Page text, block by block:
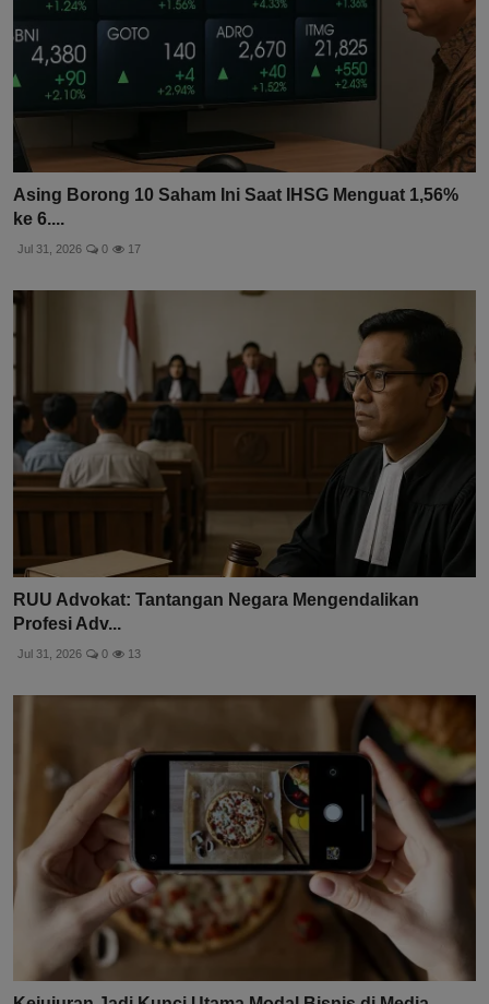
Asing Borong 10 Saham Ini Saat IHSG Menguat 1,56%
ke 6....
Jul 31, 2026 0 17
RUU Advokat: Tantangan Negara Mengendalikan
Profesi Adv...
Jul 31, 2026 0 13